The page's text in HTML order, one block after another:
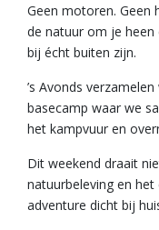
Geen motoren. Geen
de natuur om je
bij écht buiten zijn.
’s Avonds
basecamp waar we
het kampvuur en
Dit weekend draait
natuurbeleving en
adventure dicht bij